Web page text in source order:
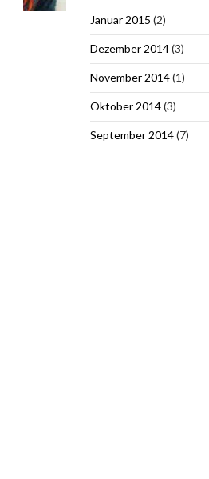
Januar 2015 (2)
Dezember 2014(3)
November 2014(1)
Oktober 2014(3)
September 2014(7)